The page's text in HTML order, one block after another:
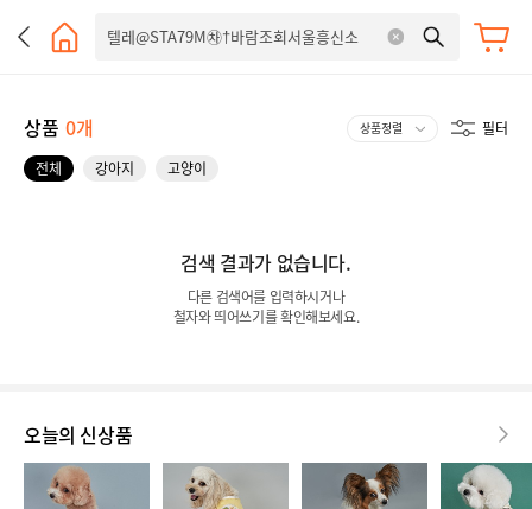
상품 0개
필터
전체
강아지 고양이
검색 결과가 없습니다.
다른 검색어를 입력하시거나
철자와 띄어쓰기를 확인해보세요.
오늘의 신상품